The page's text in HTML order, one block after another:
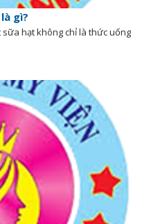
gì?
hạt không chỉ là thức uống